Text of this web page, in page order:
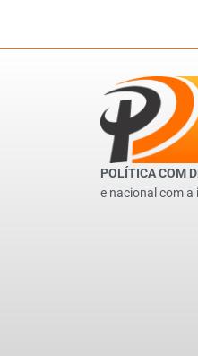
POLÍTICA COM
e nacional com a